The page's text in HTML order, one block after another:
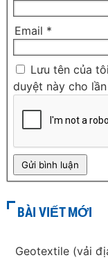
Email *
Lưu tên của
duyệt này cho
BÀI VIẾT MỚI
Geotextile (vải